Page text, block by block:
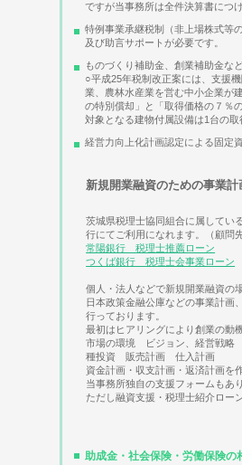
ですが当事務所は全件決算書につ
特例事業承継税制（非上場株式等
及び助言サポートが必要です。
ものづくり補助金、創業補助金な
○平成25年税制改正案には、支援
業、農林水産業を営む中小企業が
の特別償却」と「取得価格の７％
対象となる建物付属設備は1台の
経営力向上化計画認定による固定
新規開業融資のための事業
茨城県税理士協同組合に属してい
行にてご利用になれます。（顧問
常陽銀行 税理士推薦ローン
つくば銀行 税理士会事業ローン
個人・法人などで新規開業融資の
日本政策金融公庫などの事業計画
行っております。
最初はヒアリングにより創業の動
市場の環境 ビジョン、経営戦略
種投資 販売計画 仕入計画
資金計画・収支計画・返済計画を
当事務所独自の支援フォームもあ
ただし融資支援・税理士紹介ロー
助成金・社会保険・労働保険の